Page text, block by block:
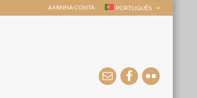
A MINHA CONTA PORTUGUÊS